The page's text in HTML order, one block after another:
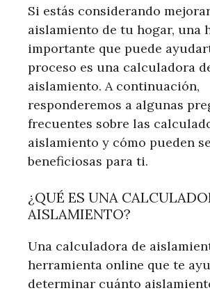
Si estás considerando
aislamiento de tu hogar, una
importante que puede
proceso es una calculadora
aislamiento. A continuación,
responderemos a algunas
frecuentes sobre las
aislamiento y cómo pueden
beneficiosas para ti.
¿QUÉ ES UNA
AISLAMIENTO?
Una calculadora de
herramienta online que te
determinar cuánto